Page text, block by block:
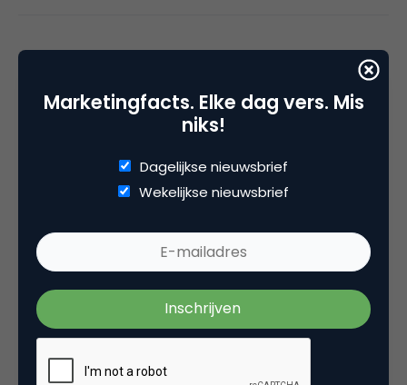
Internetondernemer bij
internetondernemer
Gijs Heerkens (1983) is een Nederlandse
internetondernemer. Gijs is continu op zoek naar
waarin automatisering en uitbesteding centraal
staan. Een voorliefde voor ondernemerschap,
meer dan 5 jaar ervaring in online marketing en
een Bachelor of Commerce-diploma zijn hiervoor
de perfecte basis.
Marketingfacts. Elke dag vers. Mis
niks!
Dagelijkse nieuwsbrief
Wekelijkse nieuwsbrief